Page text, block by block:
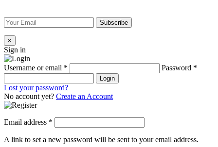
×
Sign in
Username or email * Password *
Login
Lost your password?
No account yet? Create an Account
Email address *
A link to set a new password will be sent to your email address.